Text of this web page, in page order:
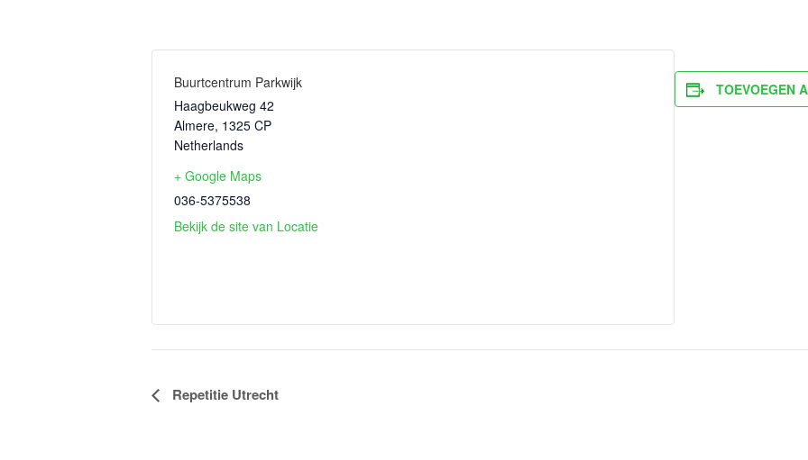
Buurtcentrum Parkwijk
Haagbeukweg 42
Almere, 1325 CP
Netherlands
+ Google Maps
036-5375538
Bekijk de site van Locatie
TOEVOEGEN
Evenement
Repetitie Utrecht